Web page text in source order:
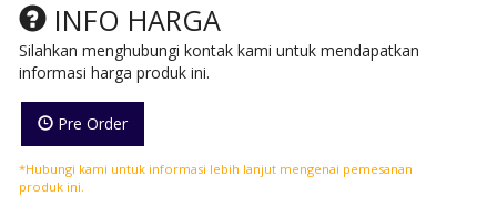
INFO HARGA
Silahkan menghubungi kontak kami untuk mendapatkan
informasi harga produk ini.
Pre Order
*Hubungi kami untuk informasi lebih lanjut mengenai pemesanan
produk ini.